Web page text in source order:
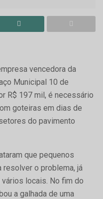
vencedora da
Municipal 10 de
R$ 197 mil, é necessário
goteiras em dias de
do pavimento
que pequenos
o problema, já
locais. No fim do
a galhada de uma